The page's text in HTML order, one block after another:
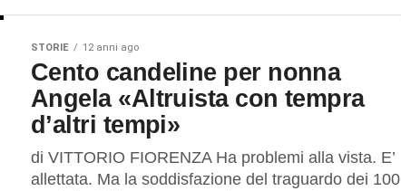
STORIE 12 anni ago
Cento candeline per nonna
Angela «Altruista con tempra
d’altri tempi»
di VITTORIO FIORENZA Ha problemi alla vista. E’
allettata. Ma la soddisfazione del traguardo dei 100